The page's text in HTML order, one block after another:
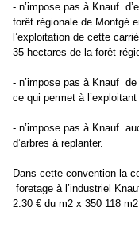
- n’impose pas à Knauf
forêt régionale de Montgé
l’exploitation de cette
35 hectares de la forêt
- n’impose pas à Knauf
ce qui permet à
- n’impose pas à Knauf
d’arbres à replanter.
Dans cette convention la
foretage à l’industriel
2.30 € du m2 x 350 118